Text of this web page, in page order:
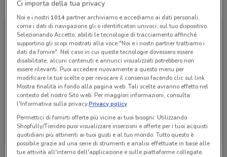
Fervi
Scade il 31/12
Ci importa della tua privacy
Noi e i nostri 1014partner archiviamo e accediamo ai dati personali,
come i dati di navigazione gli o identificatori univoci, sul tuo dispositivo.
Selezionando Accetto, abiliti le tecnologie di tracciamento affinché
supportino gli scopi mostrati alla voce "Noi e i nostri partner trattiamo i
dati da fornire". Nel caso in cui queste tecnologie dovessero essere
disabilitate, alcuni contenuti e annunci visualizzati potrebbero non
essere rilevanti. Puoi accedere nuovamente a questo menu per
modificare le tue scelte o per revocare il consenso facendo clic sul link
Mostra finalità in fondo alla pagina web. Tali scelte avranno effetto nel
contesto del nostro Sito web. Per maggiori informazioni, consulta
l'Informativa sulla privacy.Privacy policy
Permettici di fornirti offerte più vicine ai tuoi bisogni: Utilizzando
Shopfully/Tiendeo puoi visualizzare inserzioni e offerte per i tuoi acquisti
quotidiani più attinenti ai tuoi gusti e al tuo mondo. Tutto questo è
possibile grazie ad una serie di strumenti e analisi effettuate in base alle
tue attività all'interno dell'applicazione e sulle piattaforme collegate,